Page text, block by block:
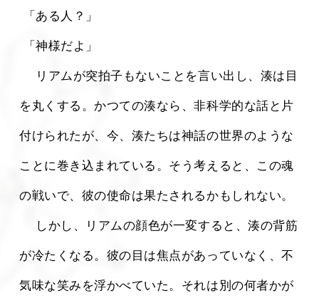
「ある人？」
「神様だよ」
を丸くする。かつての湊なら、非科学的な話と片
付けられたが、今、湊たちは神話の世界のような
ことに巻き込まれている。そう考えると、この魂
の戦いで、彼の使命は果たされるかもしれない。
が冷たくなる。彼の目は焦点があっていなく、不
気味な笑みを浮かべていた。それは別の何者かが